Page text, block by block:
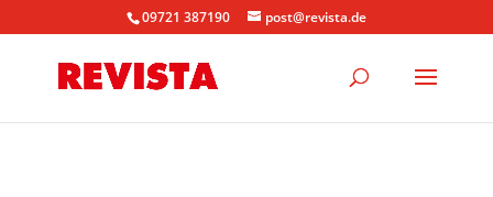
09721 387190 post@revista.de